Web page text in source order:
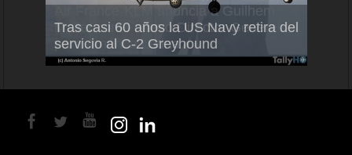
Tras casi 60 años la US Navy retira del
servicio al C-2 Greyhound
Air France-KLM anuncia a Guilhem
Mallet como nuevo Director General
para América Latina